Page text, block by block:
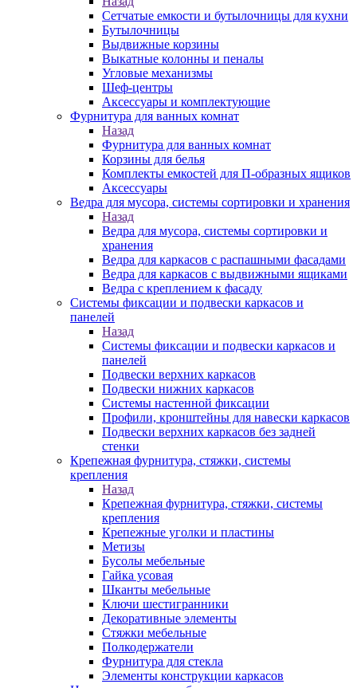
Сетчатые емкости и бутылочницы для кухни
Бутылочницы
Выдвижные корзины
Выкатные колонны и пеналы
Угловые механизмы
Шеф-центры
Аксессуары и комплектующие
Фурнитура для ванных комнат
Назад
Фурнитура для ванных комнат
Корзины для белья
Комплекты емкостей для П-образных ящиков
Аксессуары
Ведра для мусора, системы сортировки и хранения
Назад
Ведра для мусора, системы сортировки и
хранения
Ведра для каркасов с распашными фасадами
Ведра для каркасов с выдвижными ящиками
Ведра с креплением к фасаду
Системы фиксации и подвески каркасов и
панелей
Назад
Системы фиксации и подвески каркасов и
панелей
Подвески верхних каркасов
Подвески нижних каркасов
Системы настенной фиксации
Профили, кронштейны для навески каркасов
Подвески верхних каркасов без задней
стенки
Крепежная фурнитура, стяжки, системы
крепления
Назад
Крепежная фурнитура, стяжки, системы
крепления
Крепежные уголки и пластины
Метизы
Бусолы мебельные
Гайка усовая
Шканты мебельные
Ключи шестигранники
Декоративные элементы
Стяжки мебельные
Полкодержатели
Фурнитура для стекла
Элементы конструкции каркасов